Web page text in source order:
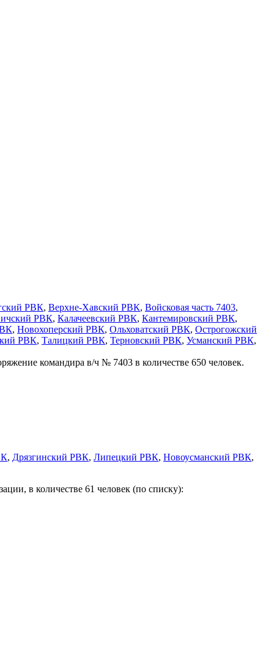
РВК, Верхне-Хавский РВК, Войсковая часть 7403,
РВК, Калачеевский РВК, Кантемировский РВК,
, Новохоперский РВК, Ольховатский РВК, Острогожский
РВК, Талицкий РВК, Терновский РВК, Усманский РВК,
командира в/ч № 7403 в количестве 650 человек.
, Дрязгинский РВК, Липецкий РВК, Новоусманский РВК,
в количестве 61 человек (по списку):